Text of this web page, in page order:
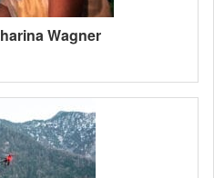
Wagner